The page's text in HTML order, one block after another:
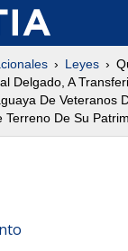
Leyes
Delgado, A
De Veteranos
Terreno De Su